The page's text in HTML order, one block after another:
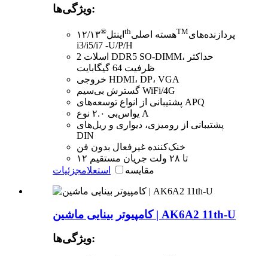
ویژگی‌ها:
اینتل®۱۲/۱۳ thهسته اصلیTMپردازنده‌های
i3/i5/i7 -U/P/H
2 اسلات DDR5 SO-DIMM، حداکثر
ظرفیت 64 گیگابایت
خروجی HDMI، DP، VGA
گسترش بی‌سیم WiFi/4G
پشتیبانی از انواع توسعه‌های APQ
یو‌اس‌بی ۲.۰ نوع A
پشتیبانی از رومیزی، دیواری و ریل‌های
DIN
خنک‌کننده غیرفعال بدون فن
۱۲ تا ۲۸ ولت جریان مستقیم
مقایسه
استعلامجزئیات
کامپیوتر بینایی ماشین | AK6A2 11th-U
ویژگی‌ها: